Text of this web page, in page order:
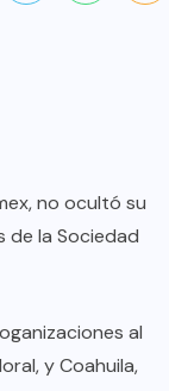
no ocultó su
de la Sociedad
al
y Coahuila,